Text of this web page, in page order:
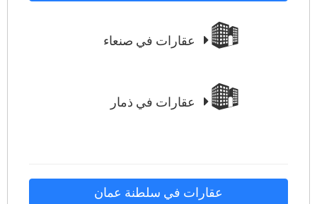
عقارات في صنعاء
عقارات في ذمار
عقارات في سلطنة عمان